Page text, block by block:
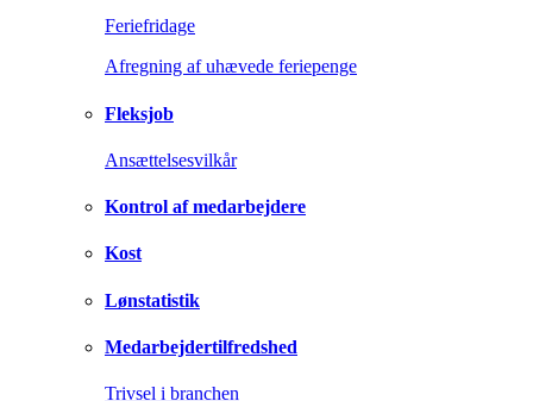
Feriefridage
Afregning af uhævede feriepenge
Fleksjob
Ansættelsesvilkår
Kontrol af medarbejdere
Kost
Lønstatistik
Medarbejdertilfredshed
Trivsel i branchen